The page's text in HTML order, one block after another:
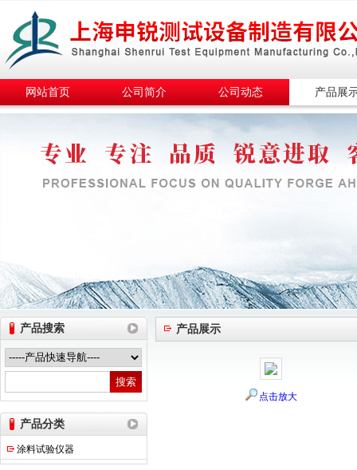
上海申锐测试设备制造有限公司
网站首页 公司简介 公司动态 产品展
产品搜索
产品分类
涂料试验仪器
产品展示
点击放大